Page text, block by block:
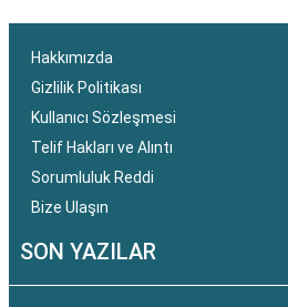
Hakkımızda
Gizlilik Politikası
Kullanıcı Sözleşmesi
Telif Hakları ve Alıntı
Sorumluluk Reddi
Bize Ulaşın
SON YAZILAR